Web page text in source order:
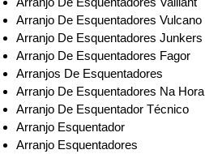
Arranjo De Esquentadores Vulcano
Arranjo De Esquentadores Junkers
Arranjo De Esquentadores Fagor
Arranjos De Esquentadores
Arranjo De Esquentadores Na Hora
Arranjo De Esquentador Técnico
Arranjo Esquentador
Arranjo Esquentadores